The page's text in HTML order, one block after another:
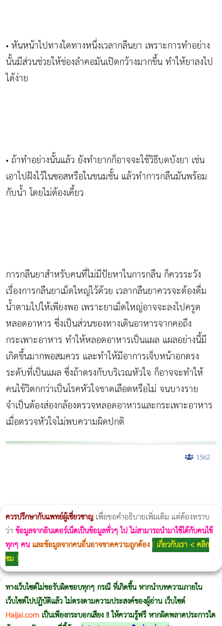
• หันหน้าไปทางใดทางหนึ่งเวลากลืนยา เพราะการทำอย่าง
นั้นมีส่วนช่วยให้ช่องลำคอมันเปิดกว้างมากขึ้น ทำให้ยาลงไป
ได้ง่าย
• ถ้าทำอย่างนั้นแล้ว ยังทำยากก็อาจจะใช้วิธีบดบังยา เช่น
เอาไปฝังไว้ในซอสหรือในขนมชั้น แล้วทำการกลืนมันพร้อม
กับน้ำ โดยไม่ต้องเคี้ยว
การกลืนยาสำหรับคนที่ไม่มีปัยหาในการกลืน ก็ควรระวัง
เรื่องการกลืนยาเม็ดใหญ่ไว้ด้วย เวลากลืนยาควรจะต้องดื่ม
น้ำตามไปให้เพียงพอ เพราะยาเม็ดใหญ่อาจจะลงไปครูด
หลอดอาหาร ซึ่งเป็นส่วนของทางเดินอาหารจากคอถึง
กระเพาะอาหาร ทำให้หลอดอาหารเป็นแผล แผลอย่างนี้มี
เกิดขึ้นมากพอสมควร และทำให้มีอาการเจ็บหน้าอกตรง
ระดับที่เป็นแผล ซึ่งถ้าตรงกับบริเวณหัวใจ ก็อาจจะทำให้
คนไข้วิตกกว่าเป็นโรคหัวใจขาดเลือดหรือไม่ จนบางราย
จำเป็นต้องส่องกล้องตรวจหลอดอาหารและกระเพาะอาหาร
เมื่อตรวจหัวใจไม่พบความผิดปกติ
1562
ควรปรึกษากับแพทย์ผู้เชี่ยวชาญเพื่อขอคำอธิบายเพิ่มเติม แต่ต้องทราบ
ว่า ข้อมูลจากอินเตอร์เน็ตเป็นข้อมูลทั่วๆ ไป ไม่สามารถนำมาใช้ได้กับคนไข้
ทุกๆ คน และข้อมูลจากคนอื่นอาจขาดความถูกต้อง( เกี่ยวกับเรา < คลิก
ชม)
ทางเว็บไซต์ไม่ขอรับผิดชอบทุกๆ กรณี ที่เกิดขึ้น หากนำบทความภายใน
เว็บไซต์ไปปฏิบัติแล้ว ไม่ตรงตามความประสงค์ของผู้อ่าน เว็บไซต์
Haijai.com เป็นเพียงกระบอกเสียง !! ให้ความรู้ฟรี หากผิดพลาดประการใด